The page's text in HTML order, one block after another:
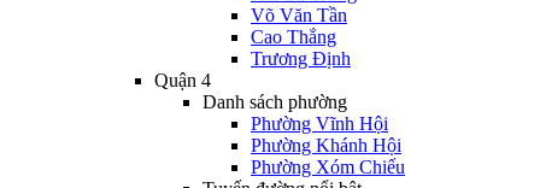
Võ Văn Tần
Cao Thắng
Trương Định
Quận 4
Danh sách phường
Phường Vĩnh Hội
Phường Khánh Hội
Phường Xóm Chiếu